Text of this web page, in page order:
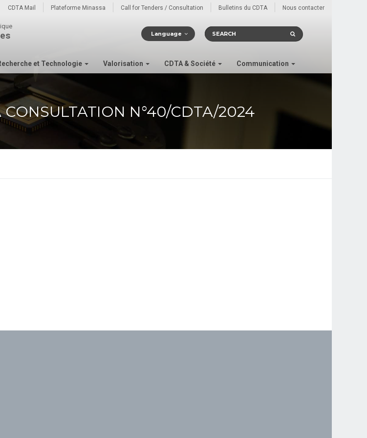
Nous contacter
Bulletins du CDTA
Call for Tenders / Consultation
Plateforme Minassa
CDTA Mail
Language
et Technologie Valorisation CDTA & Société Communication
CONSULTATION N°40/CDTA/2024